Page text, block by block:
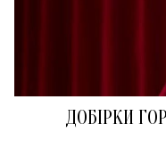
ДОБІРКИ